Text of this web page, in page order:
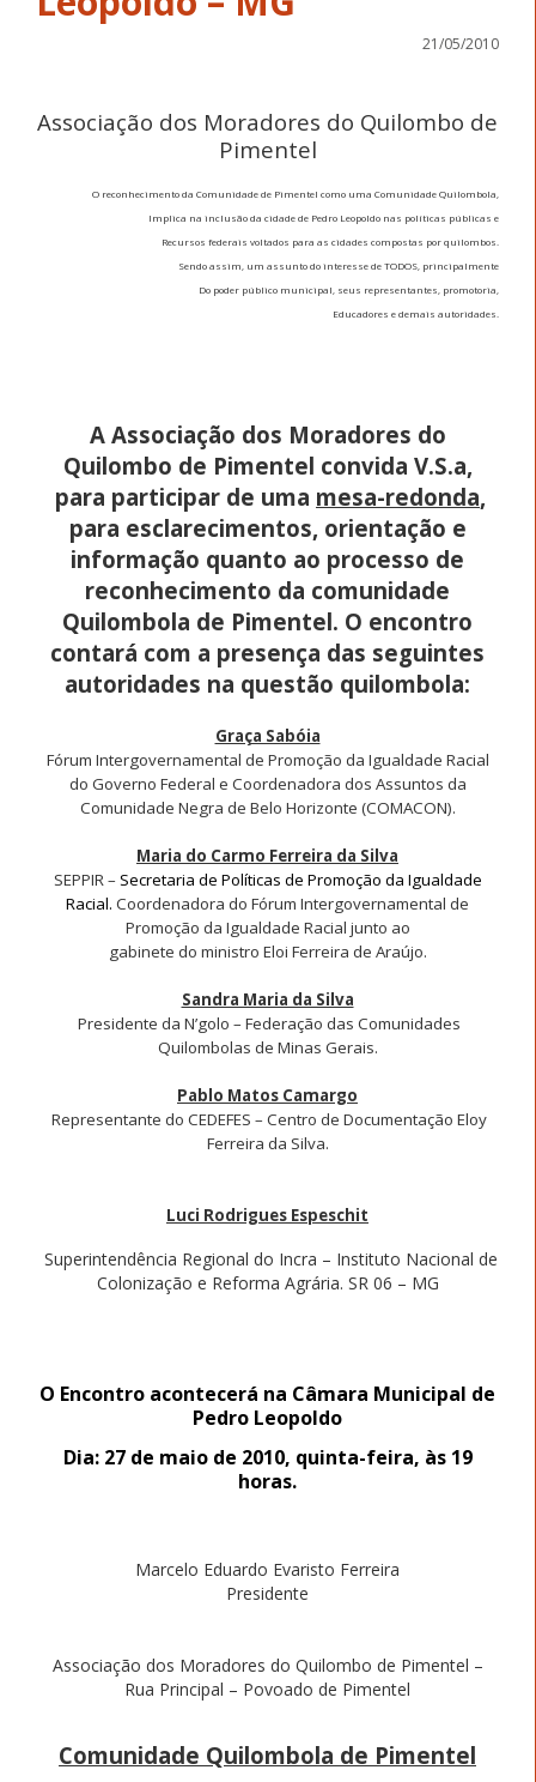
21/05/2010
Associação dos Moradores do Quilombo de
Pimentel
O reconhecimento da Comunidade de Pimentel como uma Comunidade Quilombola,
Implica na inclusão da cidade de Pedro Leopoldo nas políticas públicas e
Recursos federais voltados para as cidades compostas por quilombos.
Sendo assim, um assunto do interesse de TODOS, principalmente
Do poder público municipal, seus representantes, promotoria,
Educadores e demais autoridades.
A Associação dos Moradores do
Quilombo de Pimentel convida V.S.a,
para participar de uma mesa-redonda,
para esclarecimentos, orientação e
informação quanto ao processo de
reconhecimento da comunidade
Quilombola de Pimentel. O encontro
contará com a presença das seguintes
autoridades na questão quilombola:
Graça Sabóia
Fórum Intergovernamental de Promoção da Igualdade Racial
do Governo Federal e Coordenadora dos Assuntos da
Comunidade Negra de Belo Horizonte (COMACON).
Maria do Carmo Ferreira da Silva
SEPPIR – Secretaria de Políticas de Promoção da Igualdade
Racial. Coordenadora do Fórum Intergovernamental de
Promoção da Igualdade Racial junto ao
gabinete do ministro Eloi Ferreira de Araújo.
Sandra Maria da Silva
Presidente da N’golo – Federação das Comunidades
Quilombolas de Minas Gerais.
Pablo Matos Camargo
Representante do CEDEFES – Centro de Documentação Eloy
Ferreira da Silva.
Luci Rodrigues Espeschit
Superintendência Regional do Incra – Instituto Nacional de
Colonização e Reforma Agrária. SR 06 – MG
O Encontro acontecerá na Câmara Municipal de
Pedro Leopoldo
Dia: 27 de maio de 2010, quinta-feira, às 19
horas.
Marcelo Eduardo Evaristo Ferreira
Presidente
Associação dos Moradores do Quilombo de Pimentel –
Rua Principal – Povoado de Pimentel
Comunidade Quilombola de Pimentel